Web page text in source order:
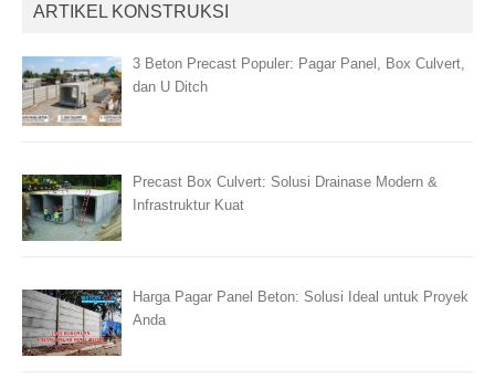
ARTIKEL KONSTRUKSI
3 Beton Precast Populer: Pagar Panel, Box Culvert,
dan U Ditch
Precast Box Culvert: Solusi Drainase Modern &
Infrastruktur Kuat
Harga Pagar Panel Beton: Solusi Ideal untuk Proyek
Anda